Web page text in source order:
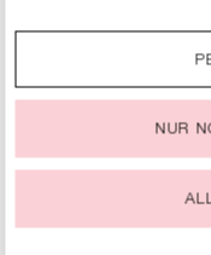
Durch einen Klick
stimmst Du der
jeder
NUR